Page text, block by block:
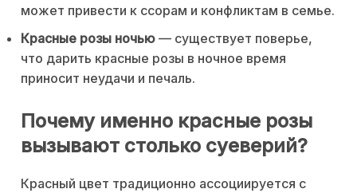
может привести к ссорам и конфликтам в семье.
Красные розы ночью — существует поверье,
что дарить красные розы в ночное время
приносит неудачи и печаль.
Почему именно красные розы
вызывают столько суеверий?
Красный цвет традиционно ассоциируется с